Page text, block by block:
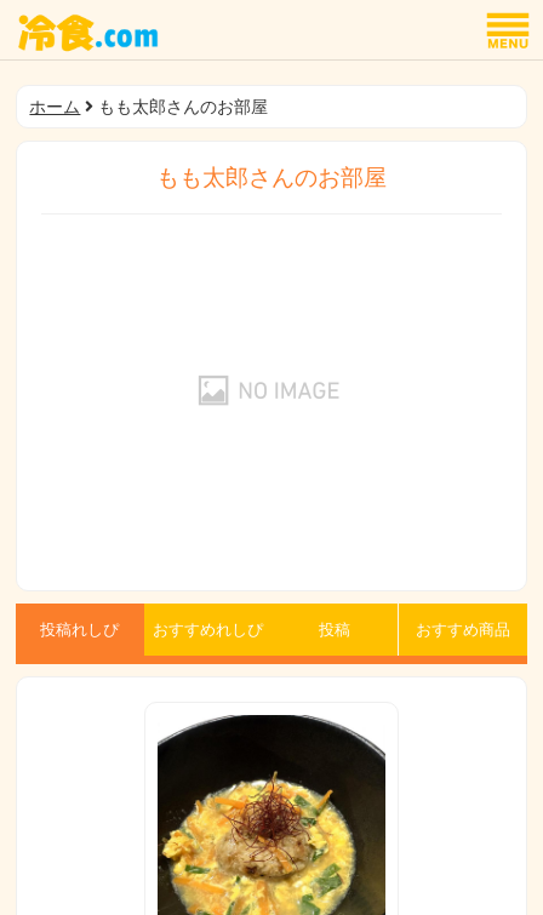
ホーム もも太郎さんのお部屋
もも太郎さんのお部屋
投稿れしぴ おすすめれしぴ 投稿 おすすめ商品